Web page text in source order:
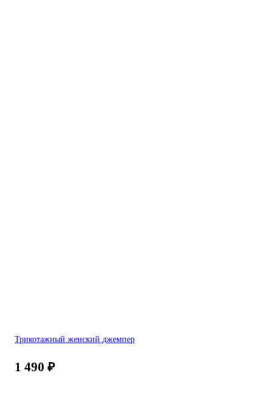
Трикотажный женский джемпер
1 490 ₽